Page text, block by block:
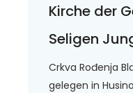
Kirche der
Seligen
Crkva Rođenja
gelegen in